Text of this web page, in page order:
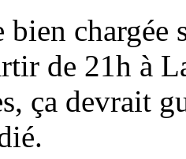
bien chargée
de 21h à
ça devrait